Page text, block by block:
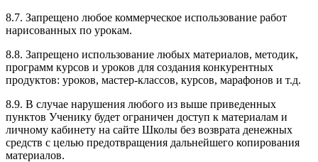
8.7. Запрещено любое коммерческое использование работ
нарисованных по урокам.
8.8. Запрещено использование любых материалов, методик,
программ курсов и уроков для создания конкурентных
продуктов: уроков, мастер-классов, курсов, марафонов и т.д.
8.9. В случае нарушения любого из выше приведенных
пунктов Ученику будет ограничен доступ к материалам и
личному кабинету на сайте Школы без возврата денежных
средств с целью предотвращения дальнейшего копирования
материалов.